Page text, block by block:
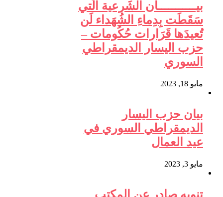
بيـــــــــــان الشَرعية الَتي
سَقَطَت بِدِماءِ الشُهَداء لَن
تُعيدَها قَرَارات حُكُومات –
حزب اليسار الديمقراطي
السوري
مايو 18, 2023
بيان حزب اليسار
الديمقراطي السوري في
عيد العمال
مايو 3, 2023